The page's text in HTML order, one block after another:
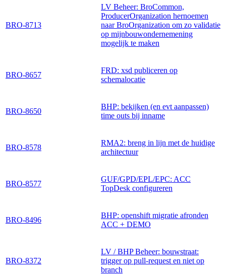
BRO-8713
LV Beheer: BroCommon,
ProducerOrganization hernoemen
naar BroOrganization om zo validatie
op mijnbouwondernemening
mogelijk te maken
BRO-8657
FRD: xsd publiceren op
schemalocatie
BRO-8650
BHP: bekijken (en evt aanpassen)
time outs bij inname
BRO-8578
RMA2: breng in lijn met de huidige
architectuur
BRO-8577
GUF/GPD/EPL/EPC: ACC
TopDesk configureren
BRO-8496
BHP: openshift migratie afronden
ACC + DEMO
BRO-8372
LV / BHP Beheer: bouwstraat:
trigger op pull-request en niet op
branch